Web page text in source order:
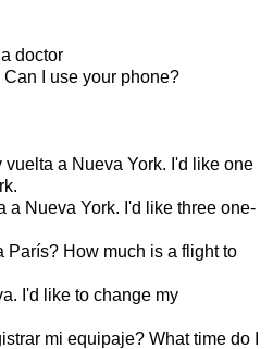
doctor
I use your phone?
a Nueva York. I'd like one
a Nueva York. I'd like three one-
París? How much is a flight to
I'd like to change my
mi equipaje? What time do I